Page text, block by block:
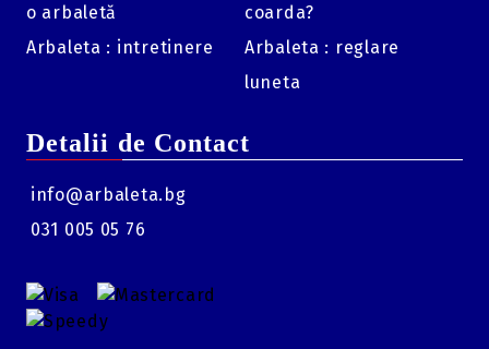
o arbaletă
Arbaleta : intretinere
coarda?
Arbaleta : reglare
luneta
Detalii de Contact
info@arbaleta.bg
031 005 05 76